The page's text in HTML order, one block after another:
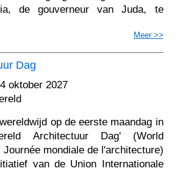
de gouverneur van Juda, te
Meer >>
Dag
oktober 2027
op de eerste maandag in
Architectuur Dag' (World
mondiale de l'architecture)
van de Union Internationale